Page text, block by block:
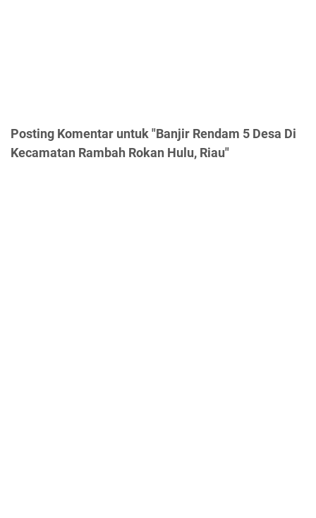
Posting Komentar untuk "Banjir Rendam 5 Desa Di
Kecamatan Rambah Rokan Hulu, Riau"